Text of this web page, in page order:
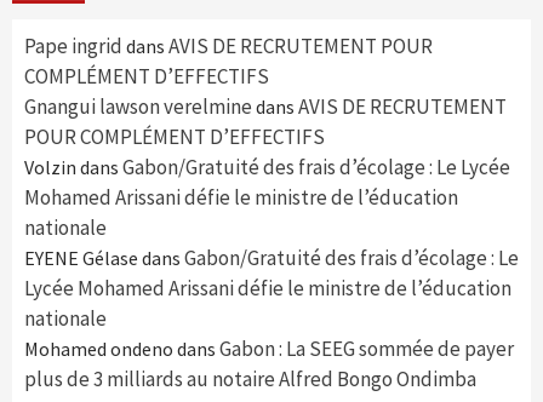
Pape ingrid dans AVIS DE RECRUTEMENT POUR
COMPLÉMENT D’EFFECTIFS
Gnangui lawson verelmine dans AVIS DE RECRUTEMENT
POUR COMPLÉMENT D’EFFECTIFS
Volzin dans Gabon/Gratuité des frais d’écolage : Le Lycée
Mohamed Arissani défie le ministre de l’éducation
nationale
EYENE Gélase dans Gabon/Gratuité des frais d’écolage : Le
Lycée Mohamed Arissani défie le ministre de l’éducation
nationale
Mohamed ondeno dans Gabon : La SEEG sommée de payer
plus de 3 milliards au notaire Alfred Bongo Ondimba